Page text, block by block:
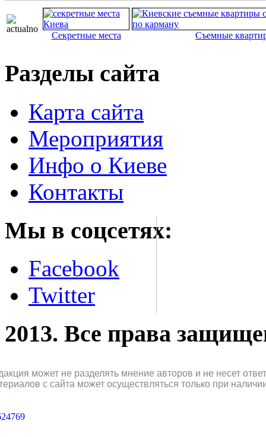
Секретные места Съемные
Разделы сайта
Карта сайта
Мероприятия
Инфо о Киеве
Контакты
Мы в соцсетях:
Facebook
Twitter
2013. Все права
может не разделять мнение авторов и не несет
с сайта может осуществляться только при